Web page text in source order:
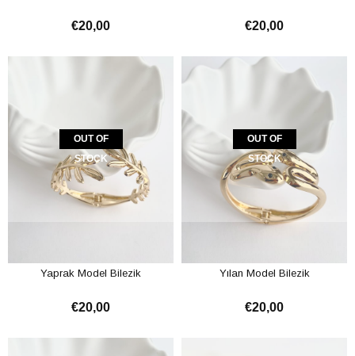
€20,00 €20,00
OUT OF
STOCK
Yaprak Model Bilezik
€20,00
OUT OF
STOCK
Yılan Model Bilezik
€20,00